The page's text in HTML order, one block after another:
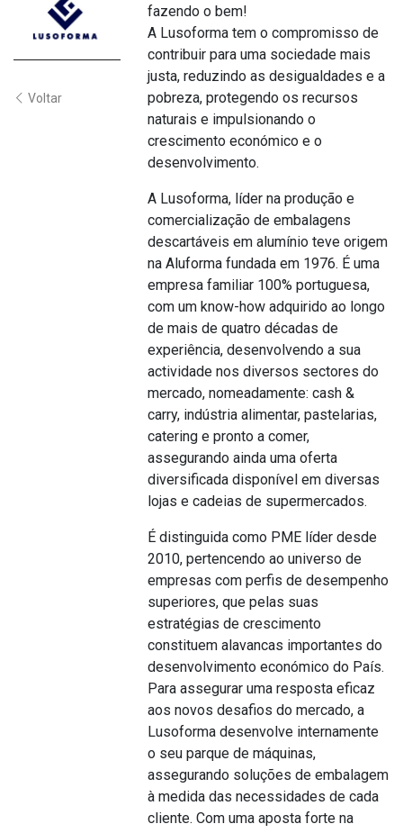
Voltar
fazendo o bem!
A Lusoforma tem o compromisso de
contribuir para uma sociedade mais
justa, reduzindo as desigualdades e a
pobreza, protegendo os recursos
naturais e impulsionando o
crescimento económico e o
desenvolvimento.
A Lusoforma, líder na produção e
comercialização de embalagens
descartáveis em alumínio teve origem
na Aluforma fundada em 1976. É uma
empresa familiar 100% portuguesa,
com um know-how adquirido ao longo
de mais de quatro décadas de
experiência, desenvolvendo a sua
actividade nos diversos sectores do
mercado, nomeadamente: cash &
carry, indústria alimentar, pastelarias,
catering e pronto a comer,
assegurando ainda uma oferta
diversificada disponível em diversas
lojas e cadeias de supermercados.
É distinguida como PME líder desde
2010, pertencendo ao universo de
empresas com perfis de desempenho
superiores, que pelas suas
estratégias de crescimento
constituem alavancas importantes do
desenvolvimento económico do País.
Para assegurar uma resposta eficaz
aos novos desafios do mercado, a
Lusoforma desenvolve internamente
o seu parque de máquinas,
assegurando soluções de embalagem
à medida das necessidades de cada
cliente. Com uma aposta forte na